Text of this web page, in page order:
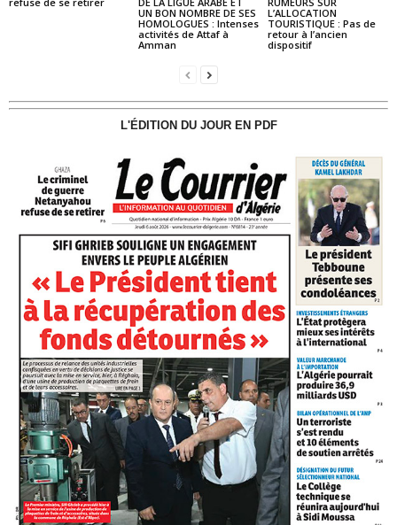
UN BON NOMBRE DE SES
HOMOLOGUES : Intenses
activités de Attaf à
Amman
L’ALLOCATION
TOURISTIQUE : Pas de
retour à l’ancien
dispositif
L'ÉDITION DU JOUR EN PDF